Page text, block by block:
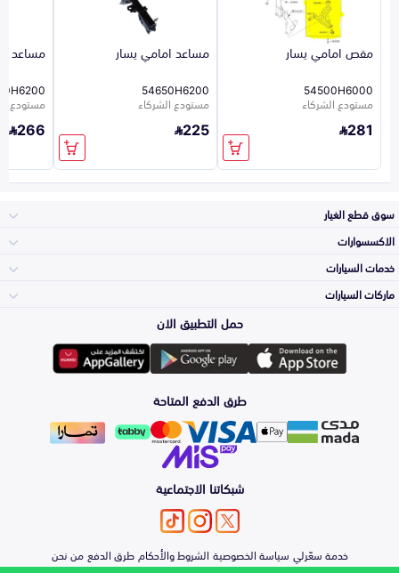
مقص امامي يسار
54500H6000
مستودع الشركاء
281
مساعد امامي يسار
54650H6200
مستودع الشركاء
225
مساعد
مستودع
266
سوق قطع الغيار
المكائن، القيرات
وملحقاتها
الشمعات
والاصطبات (الاضاءة)
الفرامل والأقمشة
الأبواب، الرفرف
والكبوت
الاكسسوارات
لوازم الرحلات
اكسسوارات العناية
الزيوت و السوائل
خدمات السيارات
الأكثر مبيعاً
التلميع والعناية
اصلاح الطلاء
ماركات السيارات
تويوتا
هيونداي
كيا
نيسان
حمل التطبيق الان
طرق الدفع المتاحة
شبكاتنا الاجتماعية
خدمة سعّرلي سياسة الخصوصية الشروط والأحكامطرق الدفعمن نحن